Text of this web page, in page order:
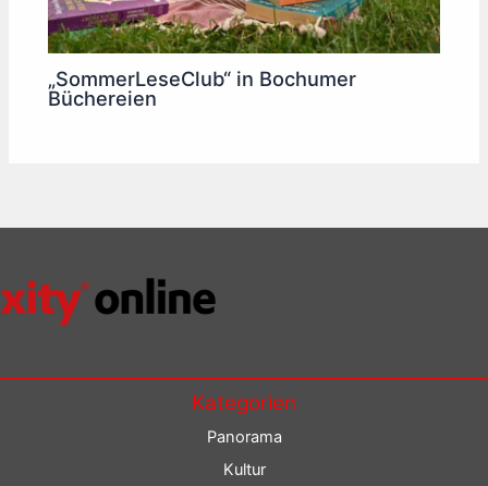
„SommerLeseClub“ in Bochumer
Büchereien
Kategorien
Panorama
Kultur